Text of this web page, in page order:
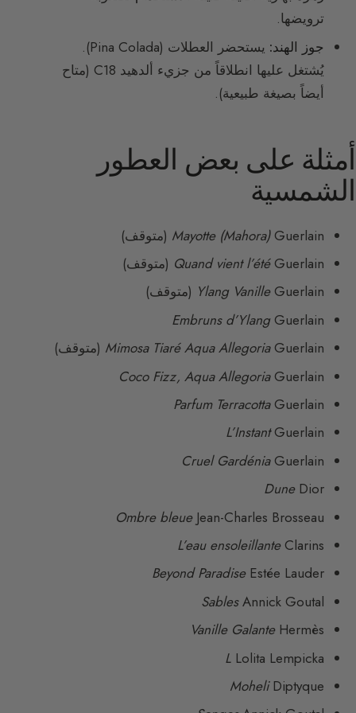
ترويضها.
جوز الهند:
يستحضر العطلات (Pina Colada).
يُشتغل عليها انطلاقاً من جزيء ألدهيد C18 (متاح
أيضاً بصيغة طبيعية).
أمثلة على بعض العطور
الشمسية
Mayotte (Mahora)Guerlain (متوقف)
Quand vient l’étéGuerlain (متوقف)
Ylang VanilleGuerlain (متوقف)
Embruns d’YlangGuerlain
Mimosa Tiaré Aqua AllegoriaGuerlain (متوقف)
Coco Fizz, Aqua AllegoriaGuerlain
Parfum TerracottaGuerlain
L’InstantGuerlain
Cruel GardéniaGuerlain
DuneDior
Ombre bleueJean-Charles Brosseau
L’eau ensoleillanteClarins
Beyond ParadiseEstée Lauder
SablesAnnick Goutal
Vanille GalanteHermès
L Lolita Lempicka
MoheliDiptyque